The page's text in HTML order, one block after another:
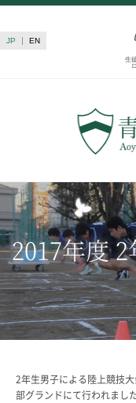
JP EN
生
高等部の歴史
生徒数・教職員数
一貫校の流れ
卒業後の進路
卒業生からのメッセージ
AOYAMA STYLE
特色ある教育
キリスト教教育
2017年度
2年生男子による陸上競技
部グランドにて行われまし